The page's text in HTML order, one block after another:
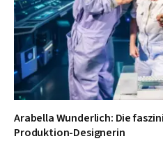
Arabella Wunderlich: Die
Produktion-Designerin